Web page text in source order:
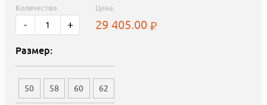
Количество:
- +
Цена:
29 405.00
Размер:
50 58 60 62